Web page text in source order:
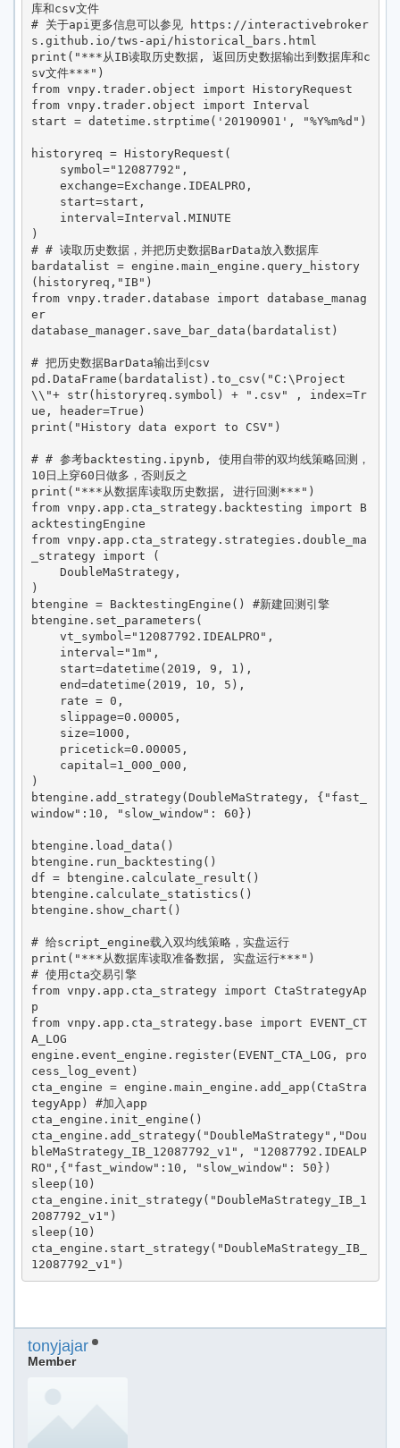
库和csv文件
# 关于api更多信息可以参见 https://interactivebroker
s.github.io/tws-api/historical_bars.html
print("***从IB读取历史数据, 返回历史数据输出到数据库和c
sv文件***")
from vnpy.trader.object import HistoryRequest
from vnpy.trader.object import Interval
start = datetime.strptime('20190901', "%Y%m%d")
historyreq = HistoryRequest(
)
# # 读取历史数据，并把历史数据BarData放入数据库
bardatalist = engine.main_engine.query_history
(historyreq,"IB")
from vnpy.trader.database import database_manag
er
database_manager.save_bar_data(bardatalist)
# 把历史数据BarData输出到csv
pd.DataFrame(bardatalist).to_csv("C:\Project
\\"+ str(historyreq.symbol) + ".csv" , index=Tr
ue, header=True)
print("History data export to CSV")
# # 参考backtesting.ipynb, 使用自带的双均线策略回测，
10日上穿60日做多，否则反之
print("***从数据库读取历史数据, 进行回测***")
from vnpy.app.cta_strategy.backtesting import B
acktestingEngine
from vnpy.app.cta_strategy.strategies.double_ma
_strategy import (
)
btengine = BacktestingEngine() #新建回测引擎
btengine.set_parameters(
)
btengine.add_strategy(DoubleMaStrategy, {"fast_
window":10, "slow_window": 60})
btengine.load_data()
btengine.run_backtesting()
df = btengine.calculate_result()
btengine.calculate_statistics()
btengine.show_chart()
# 给script_engine载入双均线策略，实盘运行
print("***从数据库读取准备数据, 实盘运行***")
# 使用cta交易引擎
from vnpy.app.cta_strategy import CtaStrategyAp
p
from vnpy.app.cta_strategy.base import EVENT_CT
A_LOG
engine.event_engine.register(EVENT_CTA_LOG, pro
cess_log_event)
cta_engine = engine.main_engine.add_app(CtaStra
tegyApp) #加入app
cta_engine.init_engine()
cta_engine.add_strategy("DoubleMaStrategy","Dou
bleMaStrategy_IB_12087792_v1", "12087792.IDEALP
RO",{"fast_window":10, "slow_window": 50})
sleep(10)
cta_engine.init_strategy("DoubleMaStrategy_IB_1
2087792_v1")
sleep(10)
cta_engine.start_strategy("DoubleMaStrategy_IB_
12087792_v1")
tonyjajar
Member